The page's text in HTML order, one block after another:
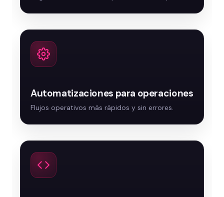
Automatizaciones para operaciones